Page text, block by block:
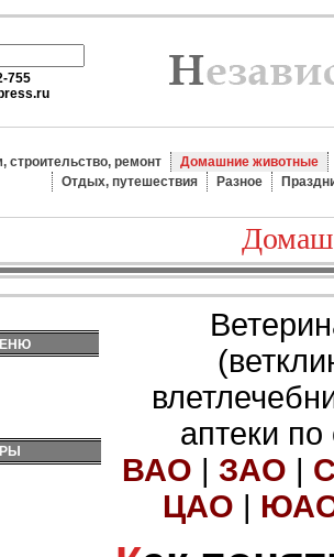
755
строительство, ремонт
Домашние животные
Отдых, путешествия
Разное
аптеки
ВАО | ЗАО |
ЦАО |